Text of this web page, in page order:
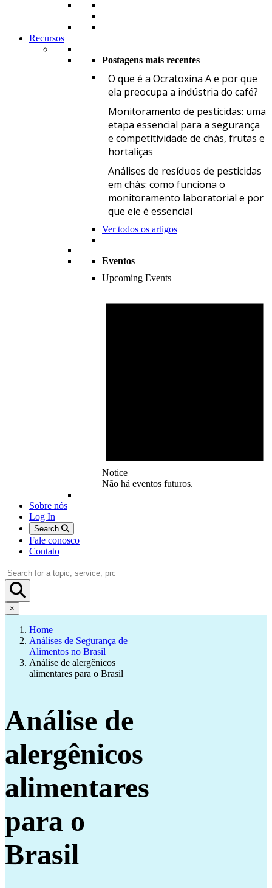
Recursos
Postagens mais recentes
O que é a Ocratoxina A e por que
ela preocupa a indústria do café?
Monitoramento de pesticidas: uma
etapa essencial para a segurança
e competitividade de chás, frutas e
hortaliças
Análises de resíduos de pesticidas
em chás: como funciona o
monitoramento laboratorial e por
que ele é essencial
Ver todos os artigos
Eventos
Upcoming Events
Notice
Não há eventos futuros.
Sobre nós
Log In
Search
Fale conosco
Contato
×
Home
Análises de Segurança de
Alimentos no Brasil
Análise de alergênicos
alimentares para o Brasil
Análise de
alergênicos
alimentares
para o
Brasil